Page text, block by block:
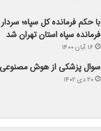
با حکم فرمانده کل سپاه؛
فرمانده سپاه استان تهران شد
۱۶ آبان ۱۴۰۰
سوال پزشکی از هوش مصنوعی
۲۰ دی ۱۴۰۲